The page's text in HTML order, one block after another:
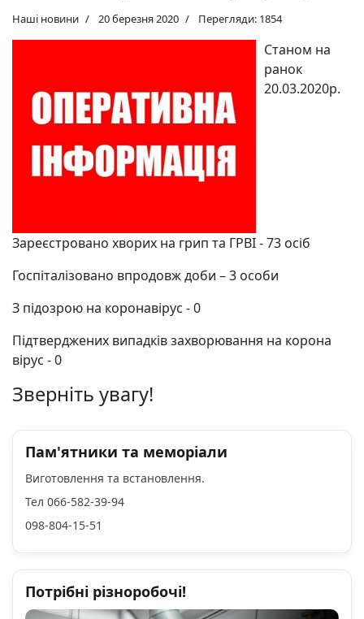
Наші новини 20 березня 2020 Перегляди: 1854
Станом на
ранок
20.03.2020р.
Зареєстровано хворих на грип та ГРВІ - 73 осіб
Госпіталізовано впродовж доби – 3 особи
З підозрою на коронавірус - 0
Підтверджених випадків захворювання на корона
вірус - 0
Зверніть увагу!
Пам'ятники та меморіали
Виготовлення та встановлення.
Тел 066-582-39-94
098-804-15-51
Потрібні різноробочі!